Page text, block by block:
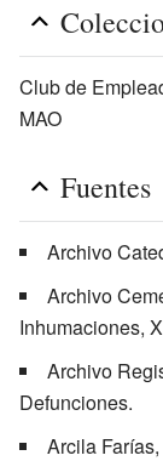
Club de
MAO
Fuentes
Archivo
Archivo
Inhumaciones,
Archivo
Defunciones.
Arcila